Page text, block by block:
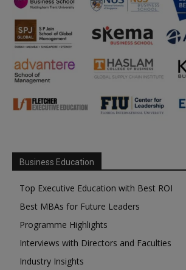
Business Education
Top Executive Education with Best ROI
Best MBAs for Future Leaders
Programme Highlights
Interviews with Directors and Faculties
Industry Insights